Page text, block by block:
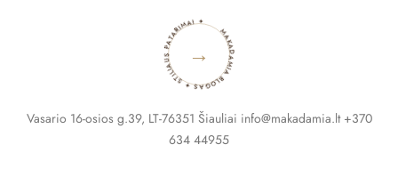
MAKADAMIA BLOGAS ✦ STILIAUS PATARIMAI ✦
→
Vasario 16-osios g.39, LT-76351 Šiauliai info@makadamia.lt +370
634 44955